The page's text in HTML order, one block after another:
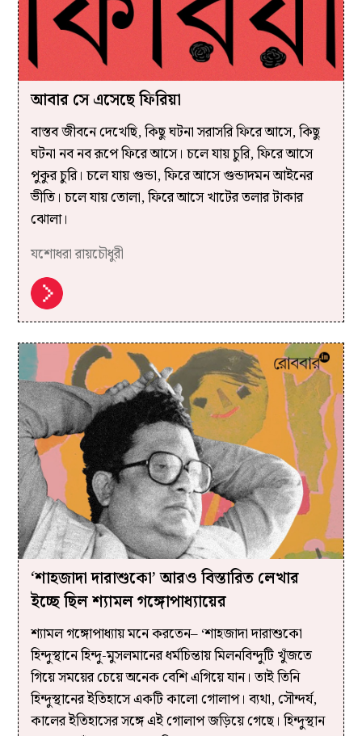
আবার সে এসেছে ফিরিয়া
বাস্তব জীবনে দেখেছি, কিছু ঘটনা সরাসরি ফিরে আসে, কিছু
ঘটনা নব নব রূপে ফিরে আসে। চলে যায় চুরি, ফিরে আসে
পুকুর চুরি। চলে যায় গুন্ডা, ফিরে আসে গুন্ডাদমন আইনের
ভীতি। চলে যায় তোলা, ফিরে আসে খাটের তলার টাকার
ঝোলা।
যশোধরা রায়চৌধুরী
‘শাহজাদা দারাশুকো’ আরও বিস্তারিত লেখার
ইচ্ছে ছিল শ্যামল গঙ্গোপাধ্যায়ের
শ্যামল গঙ্গোপাধ্যায় মনে করতেন– ‘শাহজাদা দারাশুকো
হিন্দুস্থানে হিন্দু-মুসলমানের ধর্মচিন্তায় মিলনবিন্দুটি খুঁজতে
গিয়ে সময়ের চেয়ে অনেক বেশি এগিয়ে যান। তাই তিনি
হিন্দুস্থানের ইতিহাসে একটি কালো গোলাপ। ব্যথা, সৌন্দর্য,
কালের ইতিহাসের সঙ্গে এই গোলাপ জড়িয়ে গেছে। হিন্দুস্থান